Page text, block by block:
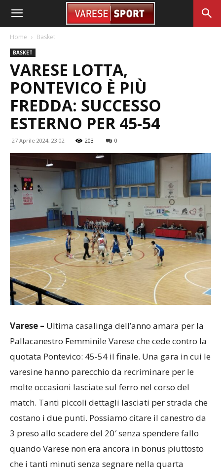
Home Basket
BASKET
VARESE LOTTA,
PONTEVICO È PIÙ
FREDDA: SUCCESSO
ESTERNO PER 45-54
27 Aprile 2024, 23:02 203 0
Varese – Ultima casalinga dell’anno amara per la
Pallacanestro Femminile Varese che cede contro la
quotata Pontevico: 45-54 il finale. Una gara in cui le
varesine hanno parecchio da recriminare per le
molte occasioni lasciate sul ferro nel corso del
match. Tanti piccoli dettagli lasciati per strada che
costano i due punti. Possiamo citare il canestro da
3 preso allo scadere del 20′ senza spendere fallo
quando Varese non era ancora in bonus piuttosto
che i tanti minuti senza segnare nella quarta